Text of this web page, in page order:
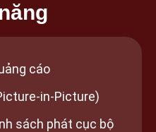
cáo
in-Picture)
sách phát cục bộ